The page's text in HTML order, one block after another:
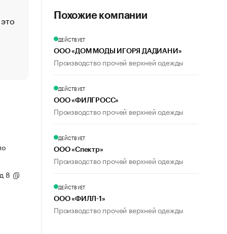
Стресс обеспеченных людей: почему рост доходов
Что обвинения против Павла Дурова значат для
пользователей
8
Похожие компании
ДЕЙСТВУЕТ
ООО «ДОМ МОДЫ ИГОРЯ ДАДИАНИ»
Производство прочей верхней одежды
ДЕЙСТВУЕТ
ООО «ФИЛГРОСС»
Производство прочей верхней одежды
ДЕЙСТВУЕТ
ООО «Спектр»
Производство прочей верхней одежды
ДЕЙСТВУЕТ
ООО «ФИЛЛ-1»
Производство прочей верхней одежды